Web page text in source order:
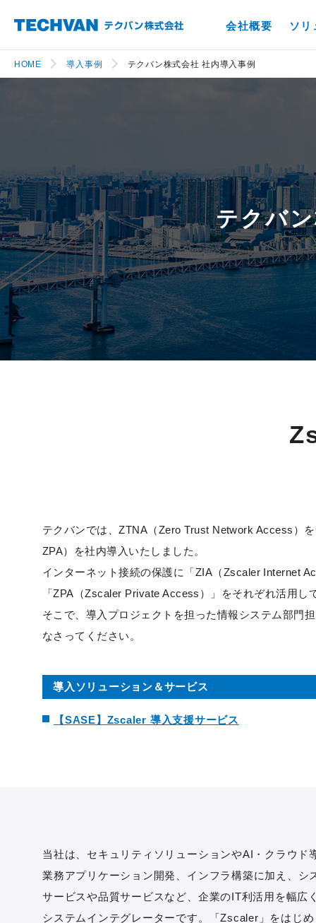
会社概要 ソリ
HOME 導入事例 テクバン株式会社 社内導入事例
テクバ
テクバンでは、ZTNA（Zero Trust Network Access）
ZPA）を社内導入いたしました。
インターネット接続の保護に「ZIA（Zscaler Internet
「ZPA（Zscaler Private Access）」をそれぞれ活用
そこで、導入プロジェクトを担った情報システム部門
なさってください。
導入ソリューション＆サービス
【SASE】Zscaler 導入支援サービス
当社は、セキュリティソリューションやAI・クラウド
業務アプリケーション開発、インフラ構築に加え、シ
サービスや品質サービスなど、企業のIT利活用を幅広
システムインテグレーターです。「Zscaler」をはじ